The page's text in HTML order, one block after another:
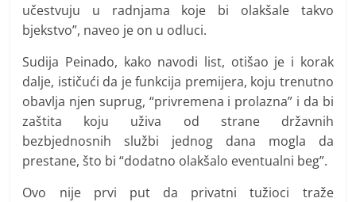
učestvuju u radnjama koje bi olakšale takvo
bjekstvo”, naveo je on u odluci.
Sudija Peinado, kako navodi list, otišao je i korak
dalje, ističući da je funkcija premijera, koju trenutno
obavlja njen suprug, “privremena i prolazna” i da bi
zaštita koju uživa od strane državnih
bezbjednosnih službi jednog dana mogla da
prestane, što bi “dodatno olakšalo eventualni beg”.
Ovo nije prvi put da privatni tužioci traže